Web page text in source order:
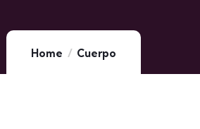
Home Cuerpo